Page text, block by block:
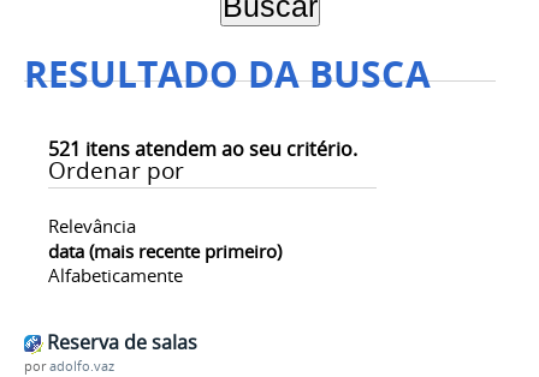
RESULTADO DA BUSCA
521 itens atendem ao seu critério.
Ordenar por
Relevância
data (mais recente primeiro)
Alfabeticamente
Reserva de salas
poradolfo.vaz